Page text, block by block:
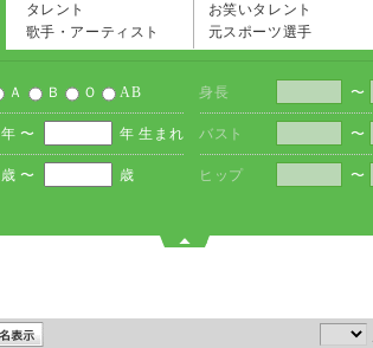
タレント
歌手・アーティスト
お笑いタレント
元スポーツ選手
Ａ Ｂ Ｏ AB
年 〜 年 生まれ
歳 〜 歳
身長 〜
バスト 〜
ヒップ 〜